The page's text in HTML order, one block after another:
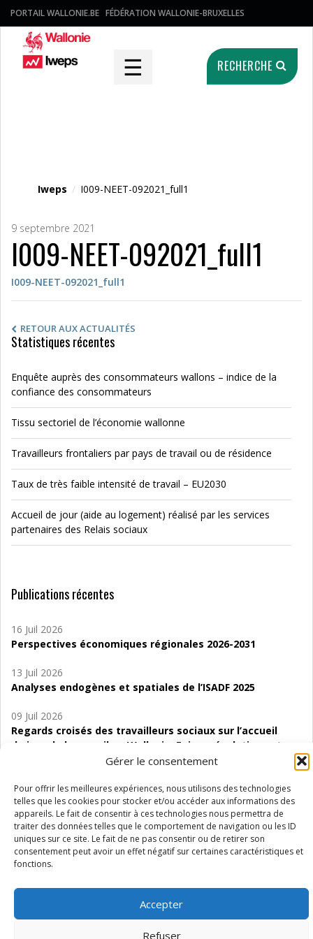
Gérer le consentement
Pour offrir les meilleures expériences, nous utilisons des technologies
telles que les cookies pour stocker et/ou accéder aux informations des
appareils. Le fait de consentir à ces technologies nous permettra de
traiter des données telles que le comportement de navigation ou les ID
uniques sur ce site. Le fait de ne pas consentir ou de retirer son
consentement peut avoir un effet négatif sur certaines caractéristiques et
fonctions.
Accepter
Refuser
PORTAIL WALLONIE.BE FÉDÉRATION WALLONIE-BRUXELLES
☰ RECHERCHE
Iweps / I009-NEET-092021_full1
9 septembre 2021
I009-NEET-092021_full1
I009-NEET-092021_full1
RETOUR AUX ACTUALITÉS
Statistiques récentes
Enquête auprès des consommateurs wallons – indice de la
confiance des consommateurs
Tissu sectoriel de l’économie wallonne
Travailleurs frontaliers par pays de travail ou de résidence
Taux de très faible intensité de travail – EU2030
Accueil de jour (aide au logement) réalisé par les services
partenaires des Relais sociaux
Publications récentes
16 Juil 2026
Perspectives économiques régionales 2026-2031
13 Juil 2026
Analyses endogènes et spatiales de l’ISADF 2025
09 Juil 2026
Regards croisés des travailleurs sociaux sur l’accueil
de jour de bas seuil en Wallonie. Enjeux, évolutions et
06 Juil 2026
Étude d’évaluabilité des Structures
d’accompagnement à l’autocréation d’emploi (SAACE)
01 Juil 2026
Pénurie du personnel infirmier :quels indicateurs
Wallonie ?